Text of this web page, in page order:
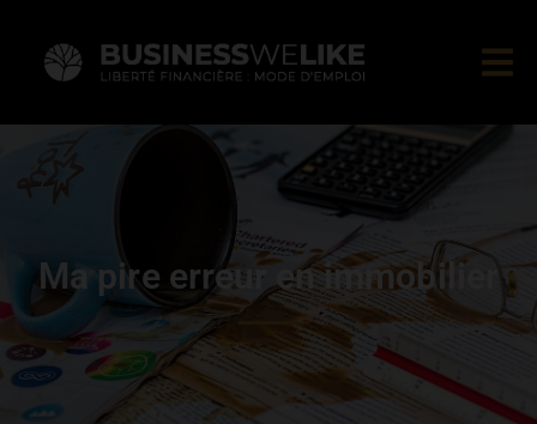
Ma pire erreur en immobilier